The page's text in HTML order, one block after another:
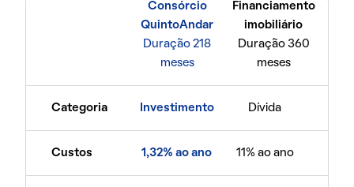
Consórcio
QuintoAndar
Duração 218
meses
Financiamento
imobiliário
Duração 360
meses
Categoria Investimento Dívida
Custos 1,32% ao ano 11% ao ano